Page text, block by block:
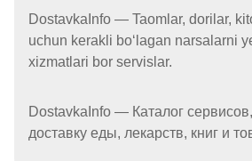
DostavkaInfo — Taomlar, dorilar,
uchun kerakli boʻlagan narsalarni
xizmatlari bor servislar.
DostavkaInfo — Каталог
доставку еды, лекарств, книг и